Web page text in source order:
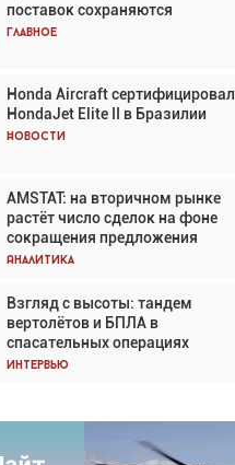
поставок сохраняются
Главное
Honda Aircraft сертифицировал
HondaJet Elite II в Бразилии
Новости
AMSTAT: на вторичном рынке
растёт число сделок на фоне
сокращения предложения
Аналитика
Взгляд с высоты: тандем
вертолётов и БПЛА в
спасательных операциях
Интервью
вертолётов и БПЛА в
спасательных операциях
Авиационный фотограф Дэйв
Кох: «Фотография говорит сама
за себя... а ИИ всё портит»
Проблемы с цепочками
поставок сохраняются
Аналитика
Частный самолёт – это актив.
Подходите к покупке
соответствующим образом
Интервью